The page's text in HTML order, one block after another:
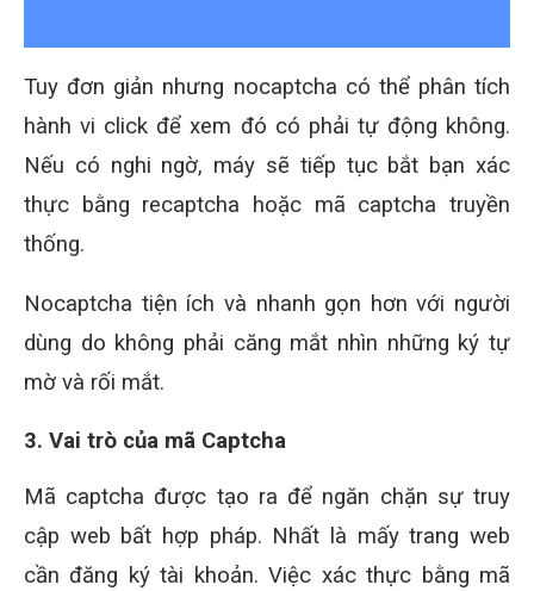
Tuy đơn giản nhưng nocaptcha có thể phân tích
hành vi click để xem đó có phải tự động không.
Nếu có nghi ngờ, máy sẽ tiếp tục bắt bạn xác
thực bằng recaptcha hoặc mã captcha truyền
thống.
Nocaptcha tiện ích và nhanh gọn hơn với người
dùng do không phải căng mắt nhìn những ký tự
mờ và rối mắt.
3. Vai trò của mã Captcha
Mã captcha được tạo ra để ngăn chặn sự truy
cập web bất hợp pháp. Nhất là mấy trang web
cần đăng ký tài khoản. Việc xác thực bằng mã